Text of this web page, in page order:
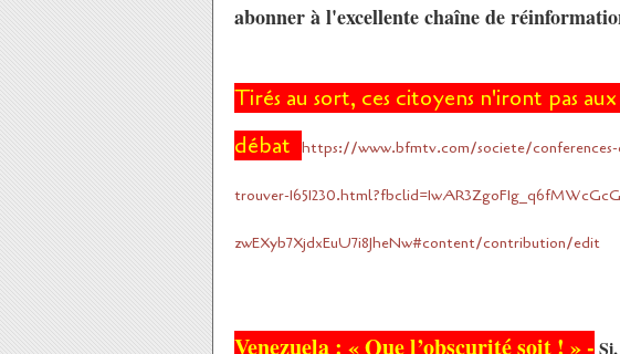
abonner à l'excellente chaîne de
Tirés au sort, ces citoyens n'iront pas
débat https://www.bfmtv.com/societe/conferences-
trouver-
zwEXyb7XjdxEuU7i8JheNw#content/contribution/edit
Venezuela : « Que l’obscurité soit ! »-